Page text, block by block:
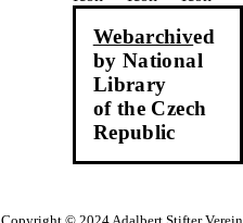
Webarchived
by National
Library
of the Czech
Republic